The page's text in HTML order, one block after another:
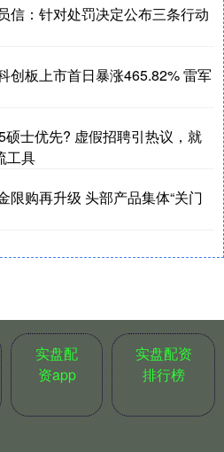
信：针对处罚决定公布三条行动
创板上市首日暴涨465.82% 雷军
士优先? 虚假招聘引热议，就
工具
限购再升级 头部产品集体“关门
实盘配
资app
实盘配资
排行榜